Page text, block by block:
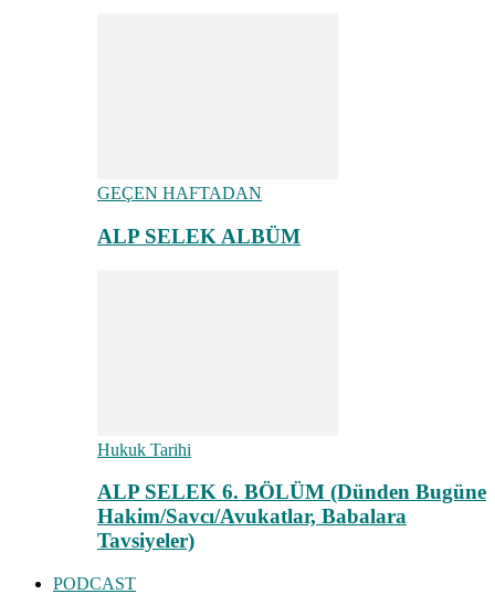
GEÇEN HAFTADAN
ALP SELEK ALBÜM
Hukuk Tarihi
ALP SELEK 6. BÖLÜM (Dünden Bugüne
Hakim/Savcı/Avukatlar, Babalara
Tavsiyeler)
PODCAST